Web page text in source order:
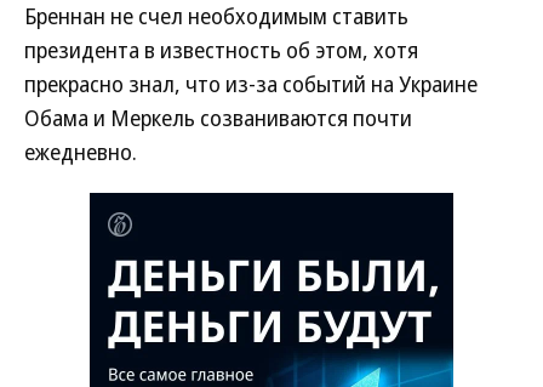
Бреннан не счел необходимым ставить
президента в известность об этом, хотя
прекрасно знал, что из-за событий на Украине
Обама и Меркель созваниваются почти
ежедневно.